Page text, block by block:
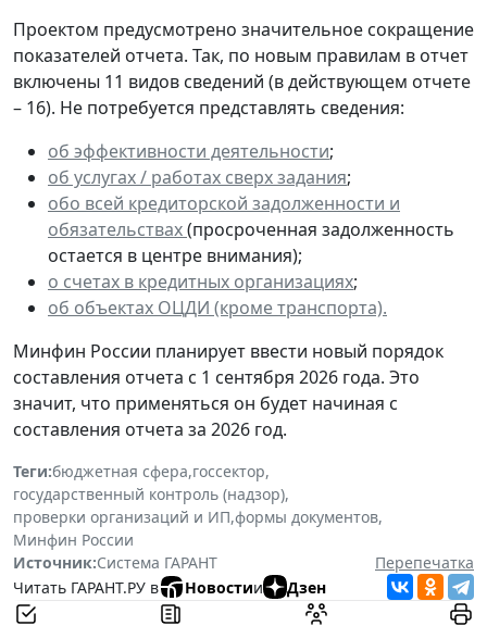
Проектом предусмотрено значительное сокращение
показателей отчета. Так, по новым правилам в отчет
включены 11 видов сведений (в действующем отчете
– 16). Не потребуется представлять сведения:
об эффективности деятельности;
об услугах / работах сверх задания;
обо всей кредиторской задолженности и
обязательствах(просроченная задолженность
остается в центре внимания);
о счетах в кредитных организациях;
об объектах ОЦДИ (кроме транспорта).
Минфин России планирует ввести новый порядок
составления отчета с 1 сентября 2026 года. Это
значит, что применяться он будет начиная с
составления отчета за 2026 год.
Теги:бюджетная сфера,госсектор,
государственный контроль (надзор),
проверки организаций и ИП,формы документов,
Минфин России
Источник:Система ГАРАНТ
Перепечатка
Читать ГАРАНТ.РУ в
Новостии Дзен